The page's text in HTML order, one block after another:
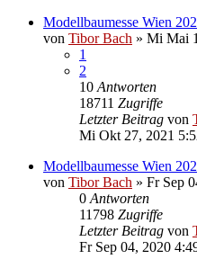
Modellbaumesse Wien
von Tibor Bach » Mi Mai
1
2
10 Antworten
18711 Zugriffe
Letzter Beitrag von
Mi Okt 27, 2021
Modellbaumesse Wien
von Tibor Bach » Fr Sep
0 Antworten
11798 Zugriffe
Letzter Beitrag von
Fr Sep 04, 2020